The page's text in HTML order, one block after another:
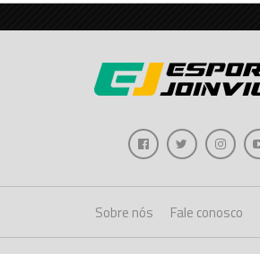
Sobre nós Fale conosco